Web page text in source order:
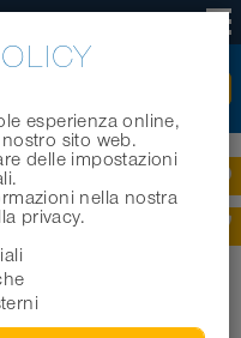
210 BRIDGE CLAMP
esperienza online,
sito web.
delle impostazioni
nella nostra
privacy.